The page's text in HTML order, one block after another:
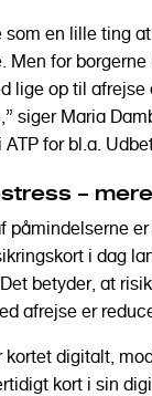
som en lille ting
Men for
lige op til afrejse
siger Maria
for bl.a.
–
påmindelserne
i dag
betyder, at
afrejse er
kortet digitalt,
kort i sin